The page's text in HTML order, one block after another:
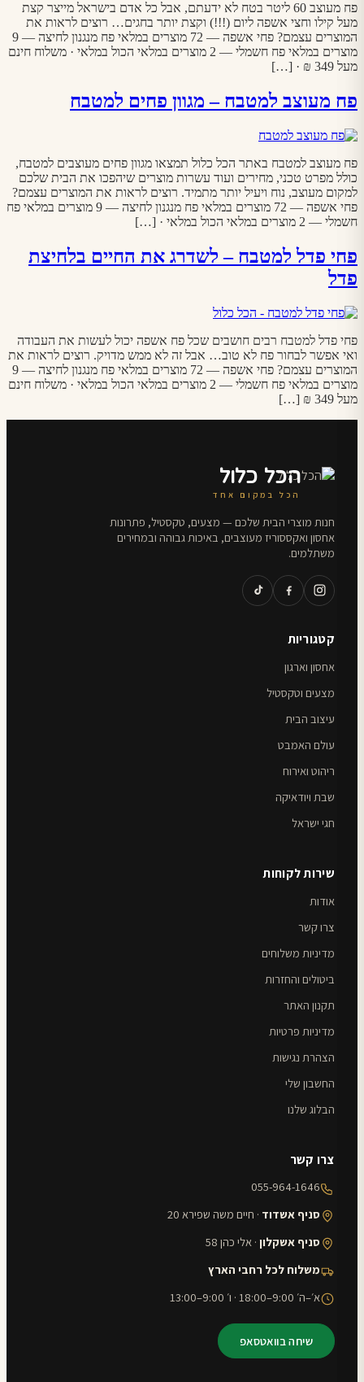
פח מעוצב 60 ליטר בטח לא ידעתם, אבל כל אדם בישראל מייצר קצת
מעל קילו וחצי אשפה ליום (!!!) וקצת יותר בחגים… רוצים לראות את
המוצרים עצמם? פחי אשפה — 72 מוצרים במלאי פח מנגנון לחיצה — 9
מוצרים במלאי פח חשמלי — 2 מוצרים במלאי הכול במלאי · משלוח חינם
מעל 349 ₪ · […]
פח מעוצב למטבח – מגוון פחים למטבח
פח מעוצב למטבח באתר הכל כלול תמצאו מגוון פחים מעוצבים למטבח,
כולל מפרט טכני, מחירים ועוד עשרות מוצרים שיהפכו את הבית שלכם
למקום מעוצב, נוח ויעיל יותר מתמיד. רוצים לראות את המוצרים עצמם?
פחי אשפה — 72 מוצרים במלאי פח מנגנון לחיצה — 9 מוצרים במלאי פח
חשמלי — 2 מוצרים במלאי הכול במלאי · […]
פחי פדל למטבח – לשדרג את החיים בלחיצת
פדל
פחי פדל למטבח רבים חושבים שכל פח אשפה יכול לעשות את העבודה
ואי אפשר לבחור פח לא טוב… אבל זה לא ממש מדויק. רוצים לראות את
המוצרים עצמם? פחי אשפה — 72 מוצרים במלאי פח מנגנון לחיצה — 9
מוצרים במלאי פח חשמלי — 2 מוצרים במלאי הכול במלאי · משלוח חינם
מעל 349 ₪ […]
הכל כלול
הכל במקום אחד
חנות מוצרי הבית שלכם — מצעים, טקסטיל, פתרונות
אחסון ואקססוריז מעוצבים, באיכות גבוהה ובמחירים
משתלמים.
קטגוריות
אחסון וארגון
מצעים וטקסטיל
עיצוב הבית
עולם האמבט
ריהוט ואירוח
שבת ויודאיקה
חגי ישראל
שירות לקוחות
אודות
צרו קשר
מדיניות משלוחים
ביטולים והחזרות
תקנון האתר
מדיניות פרטיות
הצהרת נגישות
החשבון שלי
הבלוג שלנו
צרו קשר
055-964-1646
סניף אשדוד · חיים משה שפירא 20
סניף אשקלון · אלי כהן 58
משלוח לכל רחבי הארץ
א׳–ה׳ 9:00–18:00 · ו׳ 9:00–13:00
שיחה בוואטסאפ